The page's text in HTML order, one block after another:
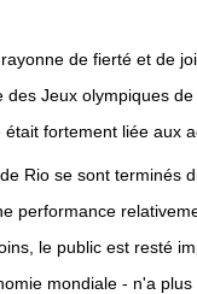
de fierté et de
des Jeux olympiques
fortement liée aux
Rio se sont terminés
performance
le public est resté
mondiale - n'a